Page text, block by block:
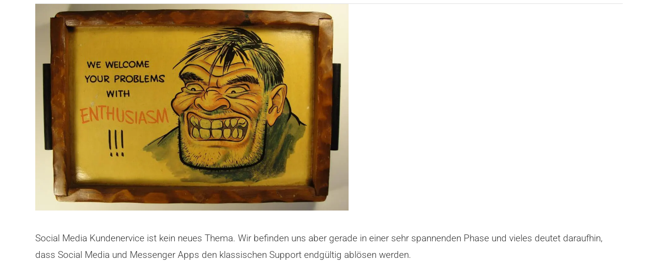
Social Media Kundenervice ist kein neues Thema. Wir befinden uns aber gerade in einer sehr spannenden Phase und vieles deutet daraufhin,
dass Social Media und Messenger Apps den klassischen Support endgültig ablösen werden.